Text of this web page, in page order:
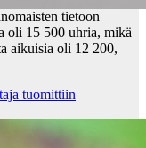
tietoon
oli 15 500 uhria, mikä
aikuisia oli 12 200,
tuomittiin